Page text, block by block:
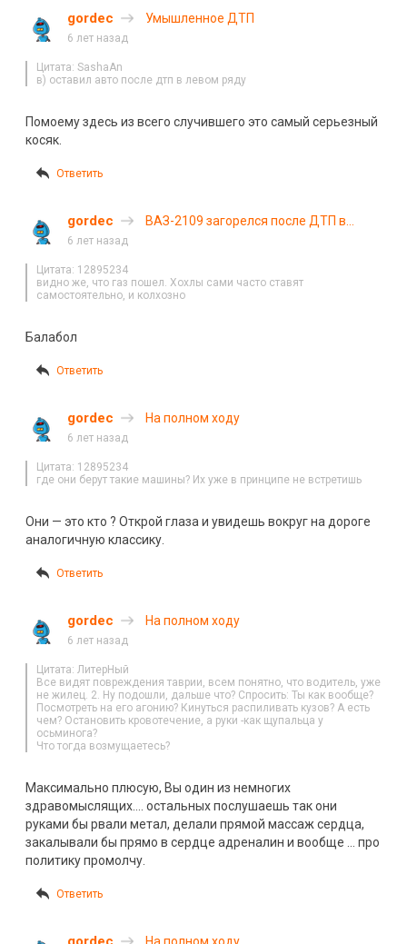
gordec Умышленное ДТП
6 лет назад
Цитата: SashaAn
в) оставил авто после дтп в левом ряду
Помоему здесь из всего случившего это самый серьезный
косяк.
Ответить
gordec
ВАЗ-2109 загорелся после ДТП в
6 лет назад
Цитата: 12895234
видно же, что газ пошел. Хохлы сами часто ставят
самостоятельно, и колхозно
Балабол
Ответить
gordec На полном ходу
6 лет назад
Цитата: 12895234
где они берут такие машины? Их уже в принципе не встретишь
Они — это кто ? Открой глаза и увидешь вокруг на дороге
аналогичную классику.
Ответить
gordec На полном ходу
6 лет назад
Цитата: ЛитерНый
Все видят повреждения таврии, всем понятно, что водитель, уже
не жилец. 2. Ну подошли, дальше что? Спросить: Ты как вообще?
Посмотреть на его агонию? Кинуться распиливать кузов? А есть
чем? Остановить кровотечение, а руки -как щупальца у
осьминога?
Что тогда возмущаетесь?
Максимально плюсую, Вы один из немногих
здравомыслящих…. остальных послушаешь так они
руками бы рвали метал, делали прямой массаж сердца,
закалывали бы прямо в сердце адреналин и вообще … про
политику промолчу.
Ответить